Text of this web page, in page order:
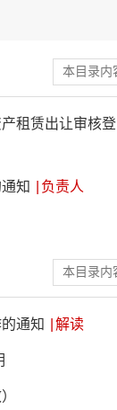
租赁出让审核登
知 负责人
通知 解读